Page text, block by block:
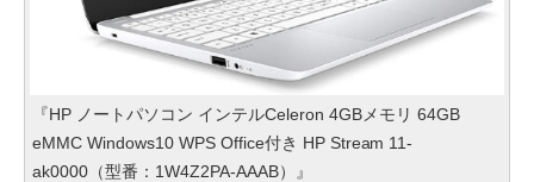
『HP ノートパソコン インテルCeleron 4GBメモリ 64GB
eMMC Windows10 WPS Office付き HP Stream 11-
ak0000（型番：1W4Z2PA-AAAB）』